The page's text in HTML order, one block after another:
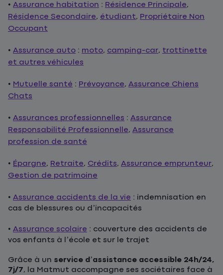
• Assurance habitation : Résidence Principale,
Résidence Secondaire, étudiant, Propriétaire Non
Occupant
• Assurance auto : moto, camping-car, trottinette
et autres véhicules
• Mutuelle santé : Prévoyance, Assurance Chiens
Chats
• Assurances professionnelles : Assurance
Responsabilité Professionnelle, Assurance
profession de santé
• Épargne, Retraite, Crédits, Assurance emprunteur,
Gestion de patrimoine
• Assurance accidents de la vie : indemnisation en
cas de blessures ou d’incapacités
• Assurance scolaire : couverture des accidents de
vos enfants à l’école et sur le trajet
Grâce à un service d’assistance accessible 24h/24,
7j/7, la Matmut accompagne ses sociétaires face à